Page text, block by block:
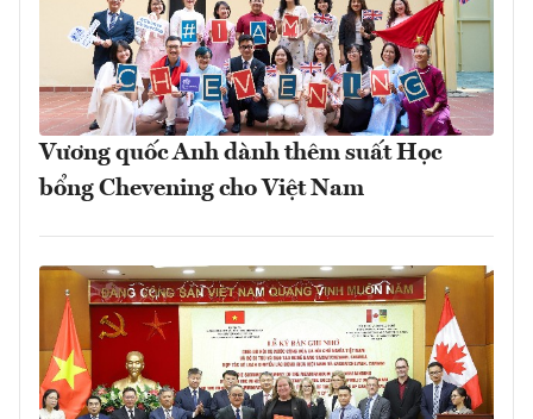
Vương quốc Anh dành thêm suất Học
bổng Chevening cho Việt Nam